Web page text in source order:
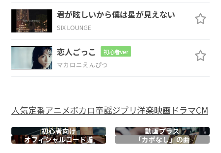
初めての味がした
F
ずっ
E7
とこの ままじゃいられない
Ooh wee Ooh wee Ooh
君が眩しいから僕は星が見えない
SIX LOUNGE
恋人ごっこ 初心者ver
マカロニえんぴつ
人気定番アニメボカロ童謡ジブリ洋楽映画ドラマCM
初心者向け
動画プラス
オフィシャルコード譜 「カポなし」の曲